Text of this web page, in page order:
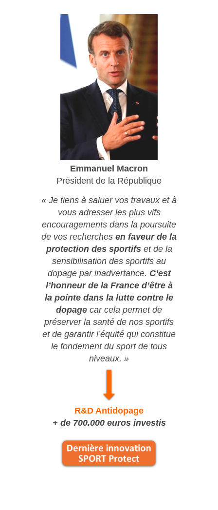
Emmanuel Macron
Président de la République
« Je tiens à saluer vos travaux et à
vous adresser les plus vifs
encouragements dans la poursuite
de vos recherches en faveur de la
protection des sportifset de la
sensibilisation des sportifs au
dopage par inadvertance. C’est
l’honneur de la France d’être à
la pointe dans la lutte contre le
dopage car cela permet de
préserver la santé de nos sportifs
et de garantir l’équité qui constitue
le fondement du sport de tous
niveaux. »
R&D Antidopage
+ de 700.000 euros investis